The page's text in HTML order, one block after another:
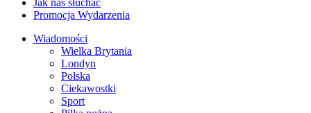
Jak nas słuchać
Promocja Wydarzenia
Wiadomości
Wielka Brytania
Londyn
Polska
Ciekawostki
Sport